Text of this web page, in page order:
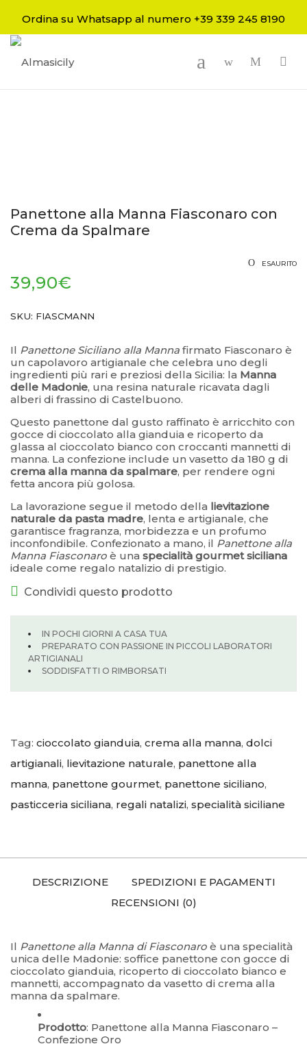
Ordina su Whatsapp al numero +39 339 245 8190
Panettone alla Manna Fiasconaro con
Crema da Spalmare
ESAURITO
39,90€
SKU: FIASCMANN
Il Panettone Siciliano alla Manna firmato Fiasconaro è
un capolavoro artigianale che celebra uno degli
ingredienti più rari e preziosi della Sicilia: la Manna
delle Madonie, una resina naturale ricavata dagli
alberi di frassino di Castelbuono.
Questo panettone dal gusto raffinato è arricchito con
gocce di cioccolato alla gianduia e ricoperto da
glassa al cioccolato bianco con croccanti mannetti di
manna. La confezione include un vasetto da 180 g di
crema alla manna da spalmare, per rendere ogni
fetta ancora più golosa.
La lavorazione segue il metodo della lievitazione
naturale da pasta madre, lenta e artigianale, che
garantisce fragranza, morbidezza e un profumo
inconfondibile. Confezionato a mano, il Panettone alla
Manna Fiasconaro è una specialità gourmet siciliana
ideale come regalo natalizio di prestigio.
Condividi questo prodotto
IN POCHI GIORNI A CASA TUA
PREPARATO CON PASSIONE IN PICCOLI LABORATORI
ARTIGIANALI
SODDISFATTI O RIMBORSATI
Tag: cioccolato gianduia, crema alla manna, dolci
artigianali, lievitazione naturale, panettone alla
manna, panettone gourmet, panettone siciliano,
pasticceria siciliana, regali natalizi, specialità siciliane
DESCRIZIONE
SPEDIZIONI E PAGAMENTI
RECENSIONI (0)
Il Panettone alla Manna di Fiasconaro è una specialità
unica delle Madonie: soffice panettone con gocce di
cioccolato gianduia, ricoperto di cioccolato bianco e
mannetti, accompagnato da vasetto di crema alla
manna da spalmare.
Prodotto: Panettone alla Manna Fiasconaro –
Confezione Oro